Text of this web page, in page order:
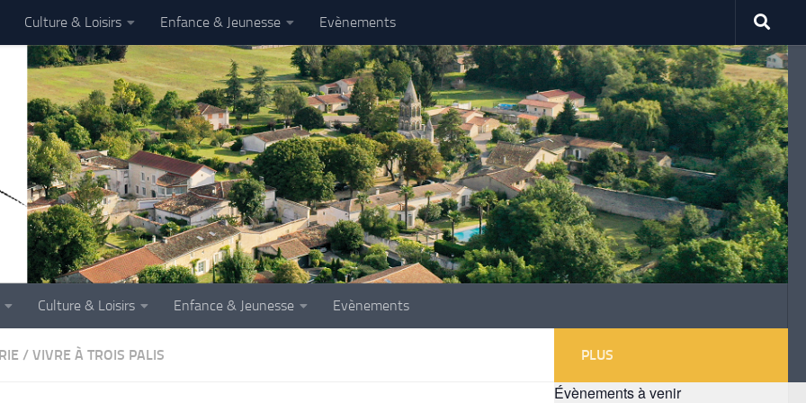
Culture & Loisirs Enfance & Jeunesse Evènements
Culture & Loisirs Enfance & Jeunesse Evènements
/ VIVRE À TROIS PALIS PLUS
Évènements à venir